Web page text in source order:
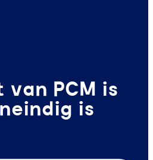
van PCM is
is